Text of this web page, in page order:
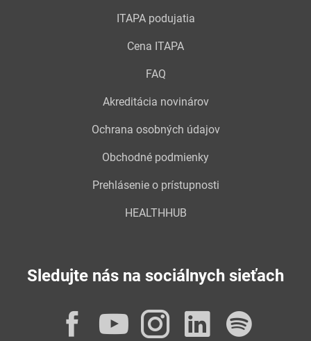
ITAPA podujatia
Cena ITAPA
FAQ
Akreditácia novinárov
Ochrana osobných údajov
Obchodné podmienky
Prehlásenie o prístupnosti
HEALTHHUB
Sledujte nás na sociálnych sieťach
Facebook
YouTube
Instagram